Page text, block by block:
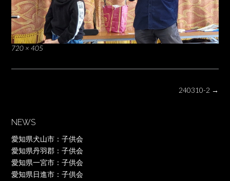
Full
720 × 405
240310-2 →
NEWS
愛知県犬山市：子供会
愛知県丹羽郡：子供会
愛知県一宮市：子供会
愛知県日進市：子供会